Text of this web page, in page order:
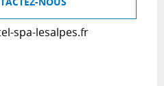
spa-lesalpes.fr